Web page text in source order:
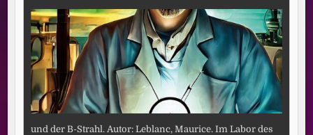
und der B-Strahl. Autor: Leblanc, Maurice. Im Labor des